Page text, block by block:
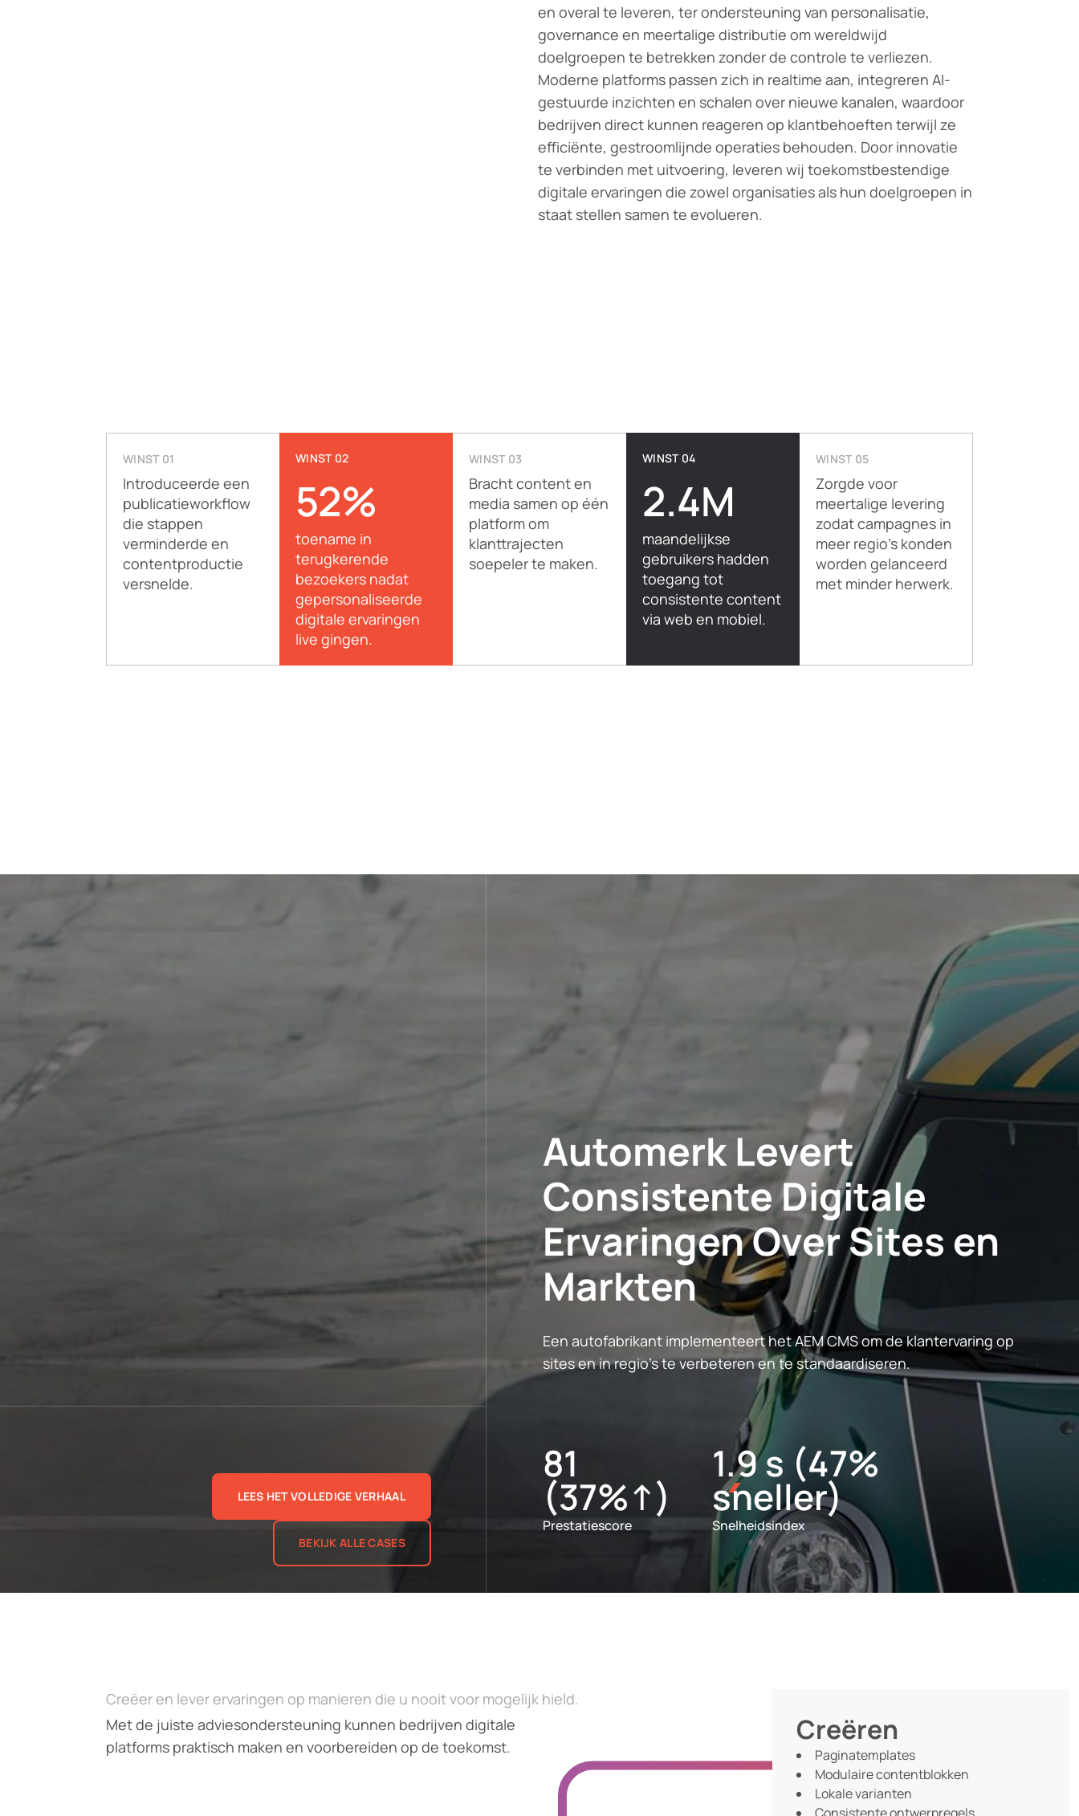
en overal te leveren, ter ondersteuning van personalisatie,
governance en meertalige distributie om wereldwijd
doelgroepen te betrekken zonder de controle te verliezen.
Moderne platforms passen zich in realtime aan, integreren AI-
gestuurde inzichten en schalen over nieuwe kanalen, waardoor
bedrijven direct kunnen reageren op klantbehoeften terwijl ze
efficiënte, gestroomlijnde operaties behouden. Door innovatie
te verbinden met uitvoering, leveren wij toekomstbestendige
digitale ervaringen die zowel organisaties als hun doelgroepen in
staat stellen samen te evolueren.
WINST 01
Introduceerde een
publicatieworkflow
die stappen
verminderde en
contentproductie
versnelde.
WINST 02
52%
toename in
terugkerende
bezoekers nadat
gepersonaliseerde
digitale ervaringen
live gingen.
WINST 03
Bracht content en
media samen op één
platform om
klanttrajecten
soepeler te maken.
WINST 04
2.4M
maandelijkse
gebruikers hadden
toegang tot
consistente content
via web en mobiel.
WINST 05
Zorgde voor
meertalige levering
zodat campagnes in
meer regio’s konden
worden gelanceerd
met minder herwerk.
Automerk Levert
Consistente Digitale
Ervaringen Over Sites en
Markten
Een autofabrikant implementeert het AEM CMS om de klantervaring op
sites en in regio's te verbeteren en te standaardiseren.
81
(37%↑)
Prestatiescore
1.9 s (47%
sneller)
Snelheidsindex
LEES HET VOLLEDIGE VERHAAL
BEKIJK ALLE CASES
Creëer en lever ervaringen op manieren die u nooit voor mogelijk hield.
Met de juiste adviesondersteuning kunnen bedrijven digitale
platforms praktisch maken en voorbereiden op de toekomst.
Creëren
Paginatemplates
Modulaire contentblokken
Lokale varianten